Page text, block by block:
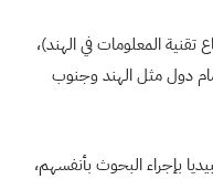
تقنية المعلومات في الهند)،
دول مثل الهند وجنوب
بإجراء البحوث بأنفسهم،